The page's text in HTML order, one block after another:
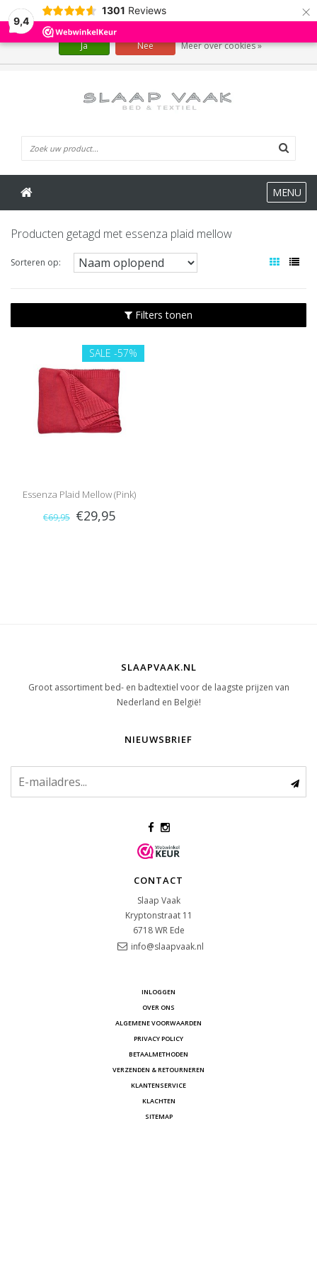
9,4
1301 Reviews ×
MENU
Producten getagd met essenza plaid mellow
Sorteren op:
Filters tonen
SALE -57%
Essenza Plaid Mellow (Pink)
€69,95 €29,95
SLAAPVAAK.NL
Groot assortiment bed- en badtextiel voor de laagste prijzen van
Nederland en België!
NIEUWSBRIEF
CONTACT
Slaap Vaak
Kryptonstraat 11
6718 WR Ede
info@slaapvaak.nl
INLOGGEN
OVER ONS
ALGEMENE VOORWAARDEN
PRIVACY POLICY
BETAALMETHODEN
VERZENDEN & RETOURNEREN
KLANTENSERVICE
KLACHTEN
SITEMAP
Wij slaan cookies op om onze website te verbeteren. Is dat akkoord?
Ja Nee Meer over cookies »